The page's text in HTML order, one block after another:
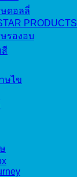
ดอลลี่
PRODUCTS
รองอบ
สี
ษไข